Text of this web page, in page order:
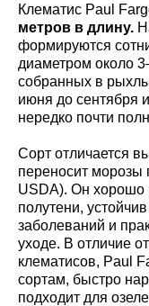
Клематис Paul
метров в длину.
формируются
диаметром около
собранных в
июня до сентября
нередко почти
Сорт отличается
переносит морозы
USDA). Он хорошо
полутени,
заболеваний и
уходе. В отличие
клематисов, Paul
сортам, быстро
подходит для